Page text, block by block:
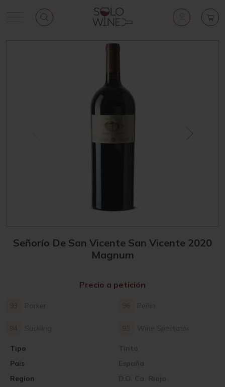
Señorío De San Vicente San Vicente 2020
Magnum
Parker Peñín
Suckling Wine Spectator
Pais España
Region D.O. Ca. Rioja
Tipo Tinto
Precio a petición